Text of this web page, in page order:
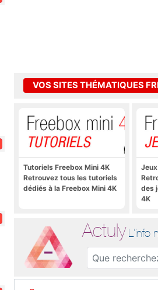
VOS SITES THÉMATIQUES
Tutoriels Freebox Mini 4K
Retrouvez tous les tutoriels
dédiés à la Freebox Mini 4K
des
4K
Actuly L'info